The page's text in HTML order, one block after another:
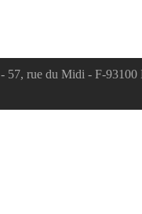
- 57, rue du Midi - F-